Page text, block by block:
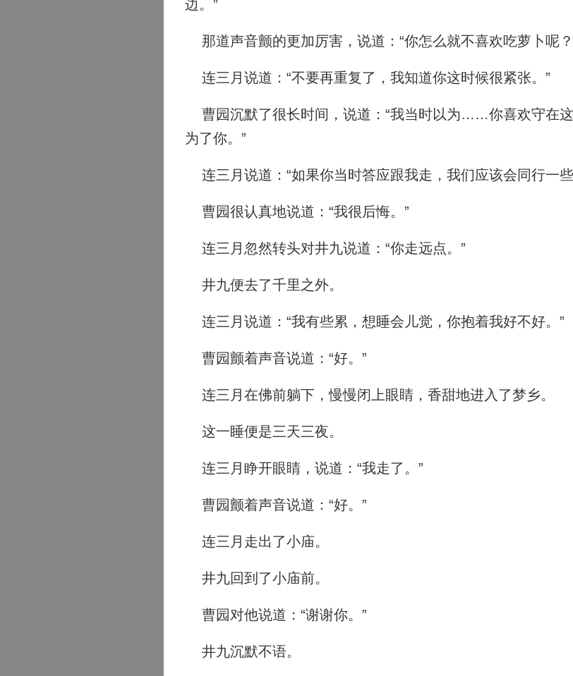
边。”
那道声音颤的更加厉害，说道：“你怎么就不喜欢吃萝卜呢？
连三月说道：“不要再重复了，我知道你这时候很紧张。”
曹园沉默了很长时间，说道：“我当时以为……你喜欢守在
为了你。”
连三月说道：“如果你当时答应跟我走，我们应该会同行一
曹园很认真地说道：“我很后悔。”
连三月忽然转头对井九说道：“你走远点。”
井九便去了千里之外。
连三月说道：“我有些累，想睡会儿觉，你抱着我好不好。”
曹园颤着声音说道：“好。”
连三月在佛前躺下，慢慢闭上眼睛，香甜地进入了梦乡。
这一睡便是三天三夜。
连三月睁开眼睛，说道：“我走了。”
曹园颤着声音说道：“好。”
连三月走出了小庙。
井九回到了小庙前。
曹园对他说道：“谢谢你。”
井九沉默不语。